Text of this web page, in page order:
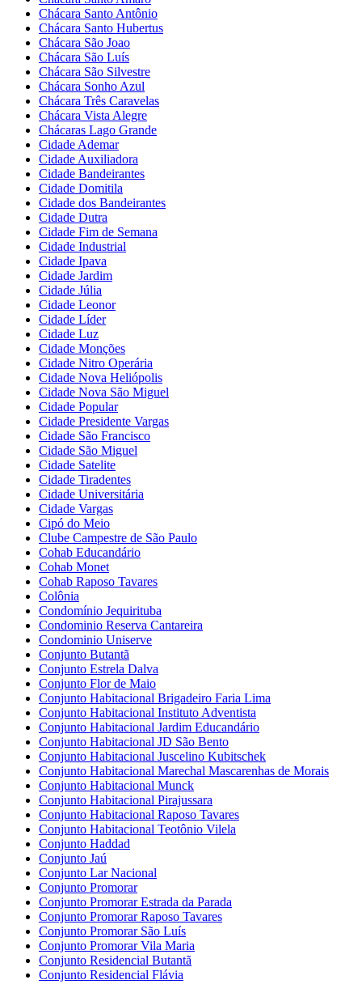
Chácara Santo Antônio
Chácara Santo Hubertus
Chácara São Joao
Chácara São Luís
Chácara São Silvestre
Chácara Sonho Azul
Chácara Três Caravelas
Chácara Vista Alegre
Chácaras Lago Grande
Cidade Ademar
Cidade Auxiliadora
Cidade Bandeirantes
Cidade Domitila
Cidade dos Bandeirantes
Cidade Dutra
Cidade Fim de Semana
Cidade Industrial
Cidade Ipava
Cidade Jardim
Cidade Júlia
Cidade Leonor
Cidade Líder
Cidade Luz
Cidade Monções
Cidade Nitro Operária
Cidade Nova Heliópolis
Cidade Nova São Miguel
Cidade Popular
Cidade Presidente Vargas
Cidade São Francisco
Cidade São Miguel
Cidade Satelite
Cidade Tiradentes
Cidade Universitária
Cidade Vargas
Cipó do Meio
Clube Campestre de São Paulo
Cohab Educandário
Cohab Monet
Cohab Raposo Tavares
Colônia
Condomínio Jequirituba
Condominio Reserva Cantareira
Condominio Uniserve
Conjunto Butantã
Conjunto Estrela Dalva
Conjunto Flor de Maio
Conjunto Habitacional Brigadeiro Faria Lima
Conjunto Habitacional Instituto Adventista
Conjunto Habitacional Jardim Educandário
Conjunto Habitacional JD São Bento
Conjunto Habitacional Juscelino Kubitschek
Conjunto Habitacional Marechal Mascarenhas de Morais
Conjunto Habitacional Munck
Conjunto Habitacional Pirajussara
Conjunto Habitacional Raposo Tavares
Conjunto Habitacional Teotônio Vilela
Conjunto Haddad
Conjunto Jaú
Conjunto Lar Nacional
Conjunto Promorar
Conjunto Promorar Estrada da Parada
Conjunto Promorar Raposo Tavares
Conjunto Promorar São Luís
Conjunto Promorar Vila Maria
Conjunto Residencial Butantã
Conjunto Residencial Flávia